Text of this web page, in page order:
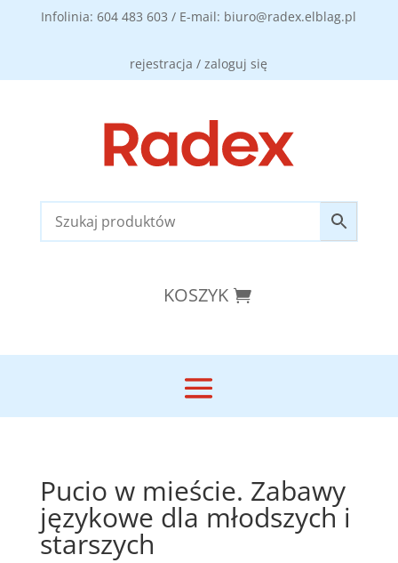
Infolinia: 604 483 603 / E-mail: biuro@radex.elblag.pl
rejestracja / zaloguj się
KOSZYK
Pucio w mieście. Zabawy
językowe dla młodszych i
starszych